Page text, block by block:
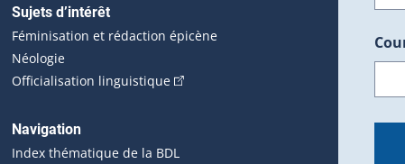
s'ouvrira dans une nouvelle fenêtre.)
dans une nouvelle fenêtre.)
dans une nouvelle fenêtre.)
une nouvelle fenêtre.)
Sujets d’intérêt
Féminisation et rédaction épicène
Néologie
Officialisation linguistique(Cet hyperlien externe s'ouvrira dans
Navigation
Index thématique de la BDL